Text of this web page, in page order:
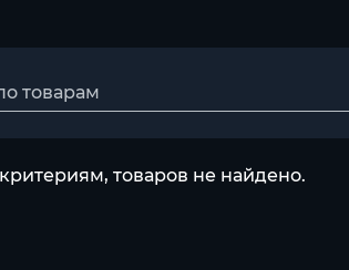
товаров не найдено.